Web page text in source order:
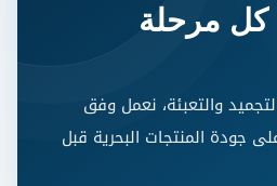
كل مرحلة
والتعبئة، نعمل وفق
جودة المنتجات البحرية قبل